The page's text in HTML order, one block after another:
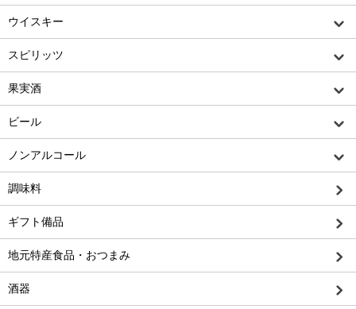
ウイスキー
スピリッツ
果実酒
ビール
ノンアルコール
調味料
ギフト備品
地元特産食品・おつまみ
酒器